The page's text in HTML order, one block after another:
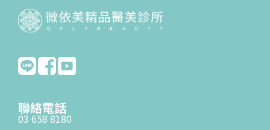
聯絡電話
03 658 8180